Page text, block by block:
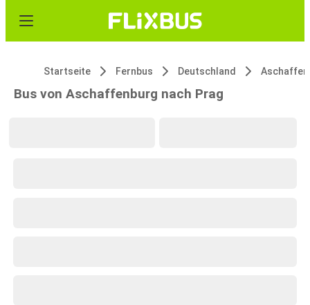
Startseite Fernbus Deutschland
Bus von Aschaffenburg nach Prag